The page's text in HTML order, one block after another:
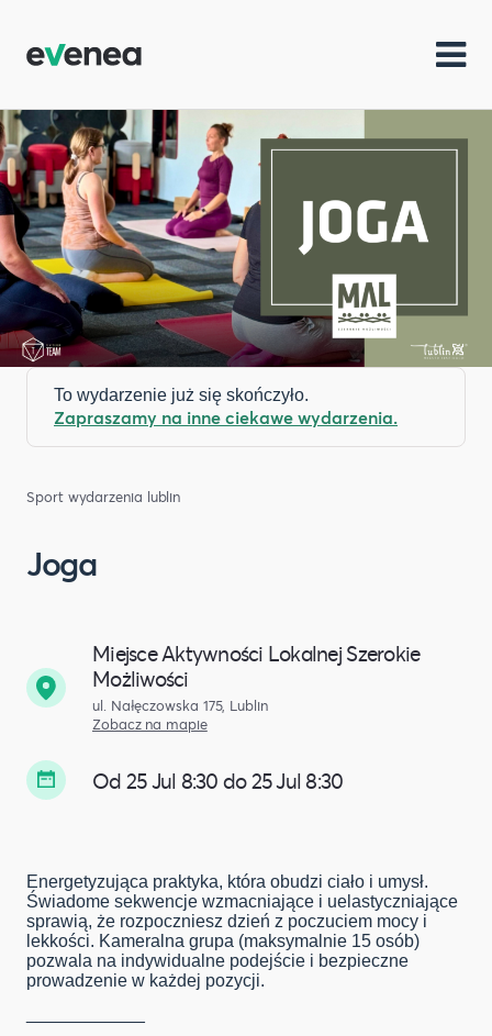
To wydarzenie już się skończyło.
Zapraszamy na inne ciekawe wydarzenia.
Sport wydarzenia lublin
Joga
Miejsce Aktywności Lokalnej Szerokie
Możliwości
ul. Nałęczowska 175, Lublin
Zobacz na mapie
Od 25 Jul 8:30 do 25 Jul 8:30
Energetyzująca praktyka, która obudzi ciało i umysł.
Świadome sekwencje wzmacniające i uelastyczniające
sprawią, że rozpoczniesz dzień z poczuciem mocy i
lekkości. Kameralna grupa (maksymalnie 15 osób)
pozwala na indywidualne podejście i bezpieczne
prowadzenie w każdej pozycji.